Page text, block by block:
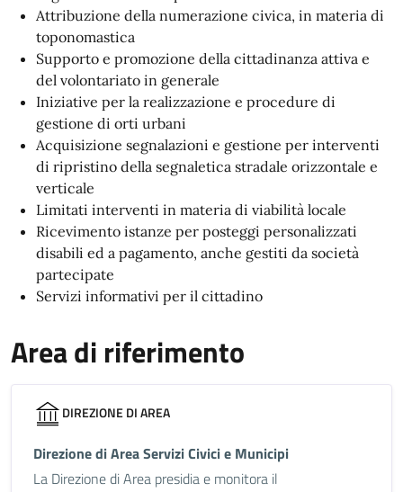
Attribuzione della numerazione civica, in materia di
toponomastica
Supporto e promozione della cittadinanza attiva e
del volontariato in generale
Iniziative per la realizzazione e procedure di
gestione di orti urbani
Acquisizione segnalazioni e gestione per interventi
di ripristino della segnaletica stradale orizzontale e
verticale
Limitati interventi in materia di viabilità locale
Ricevimento istanze per posteggi personalizzati
disabili ed a pagamento, anche gestiti da società
partecipate
Servizi informativi per il cittadino
Area di riferimento
DIREZIONE DI AREA
Direzione di Area Servizi Civici e Municipi
La Direzione di Area presidia e monitora il